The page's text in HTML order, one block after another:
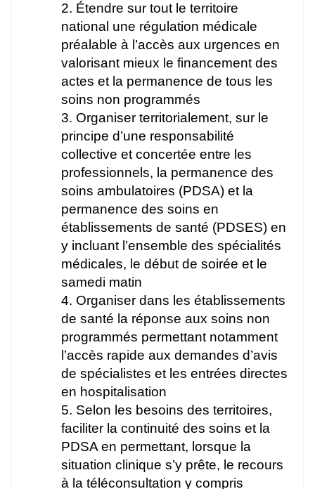
2. Étendre sur tout le territoire
national une régulation médicale
préalable à l’accès aux urgences en
valorisant mieux le financement des
actes et la permanence de tous les
soins non programmés
3. Organiser territorialement, sur le
principe d’une responsabilité
collective et concertée entre les
professionnels, la permanence des
soins ambulatoires (PDSA) et la
permanence des soins en
établissements de santé (PDSES) en
y incluant l’ensemble des spécialités
médicales, le début de soirée et le
samedi matin
4. Organiser dans les établissements
de santé la réponse aux soins non
programmés permettant notamment
l’accès rapide aux demandes d’avis
de spécialistes et les entrées directes
en hospitalisation
5. Selon les besoins des territoires,
faciliter la continuité des soins et la
PDSA en permettant, lorsque la
situation clinique s’y prête, le recours
à la téléconsultation y compris